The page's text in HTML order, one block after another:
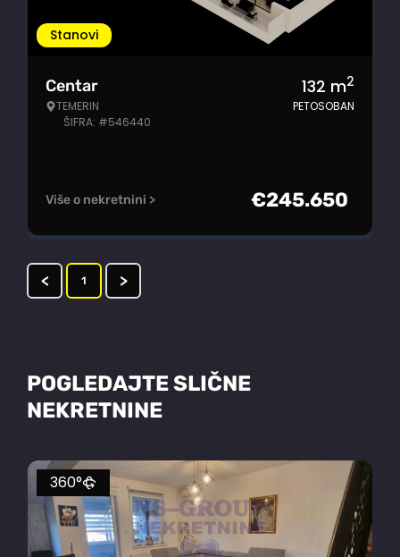
Stanovi
Centar
TEMERIN
ŠIFRA: #546440
132 m2
PETOSOBAN
Više o nekretnini > €245.650
< 1 >
POGLEDAJTE SLIČNE
NEKRETNINE
360°